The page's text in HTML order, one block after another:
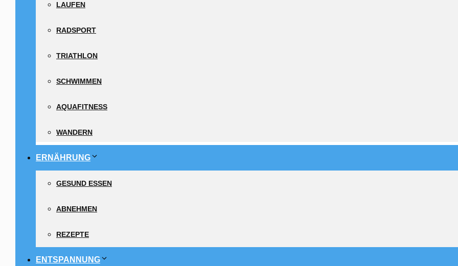
LAUFEN
RADSPORT
TRIATHLON
SCHWIMMEN
AQUAFITNESS
WANDERN
ERNÄHRUNG
GESUND ESSEN
ABNEHMEN
REZEPTE
ENTSPANNUNG